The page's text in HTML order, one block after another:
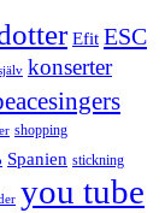
Efit ESC
konserter
shopping
Spanien stickning
you tube